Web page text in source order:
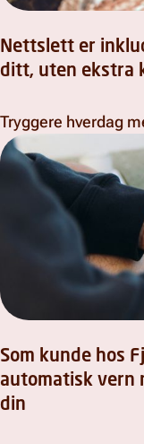
Nettslett er
ditt, uten ekstra
Tryggere hverdag
Som kunde hos
automatisk vern
din